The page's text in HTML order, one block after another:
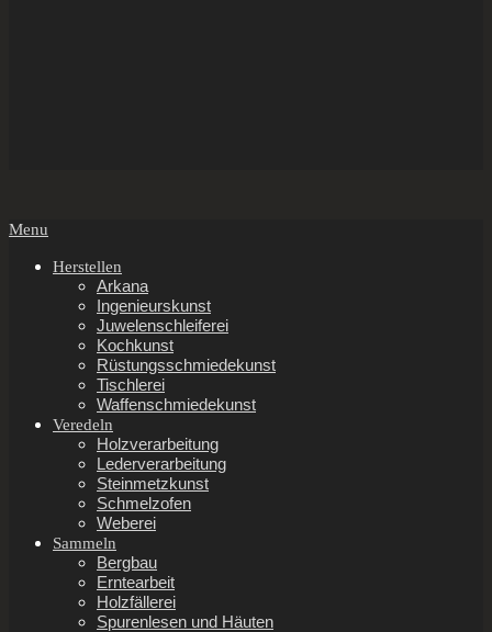
Secondary
Menu
Menu
Herstellen
Arkana
Ingenieurskunst
Juwelenschleiferei
Kochkunst
Rüstungsschmiedekunst
Tischlerei
Waffenschmiedekunst
Veredeln
Holzverarbeitung
Lederverarbeitung
Steinmetzkunst
Schmelzofen
Weberei
Sammeln
Bergbau
Erntearbeit
Holzfällerei
Spurenlesen und Häuten